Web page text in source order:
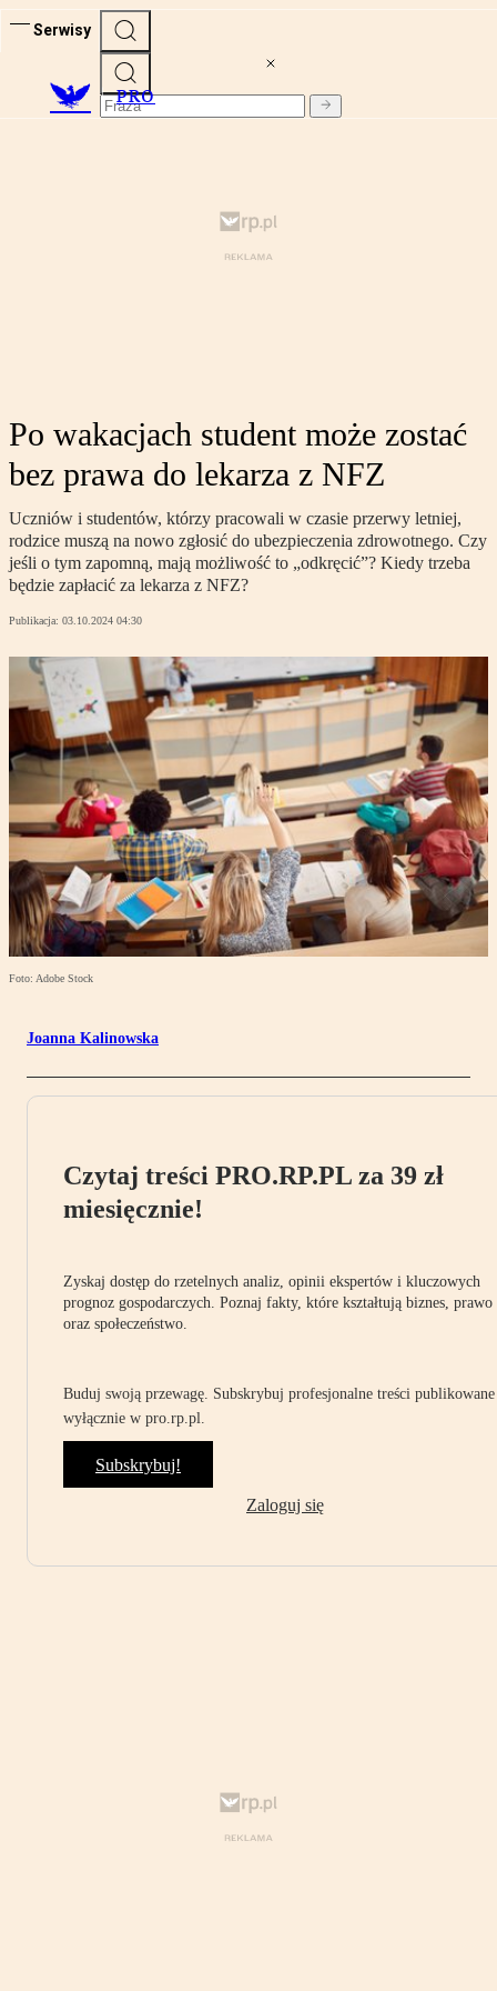
Serwisy
PRO
Po wakacjach student może zostać
bez prawa do lekarza z NFZ
Uczniów i studentów, którzy pracowali w czasie przerwy letniej,
rodzice muszą na nowo zgłosić do ubezpieczenia zdrowotnego. Czy
jeśli o tym zapomną, mają możliwość to „odkręcić”? Kiedy trzeba
będzie zapłacić za lekarza z NFZ?
Publikacja: 03.10.2024 04:30
Foto: Adobe Stock
Joanna Kalinowska
Czytaj treści PRO.RP.PL za 39 zł
miesięcznie!
Zyskaj dostęp do rzetelnych analiz, opinii ekspertów i kluczowych
prognoz gospodarczych. Poznaj fakty, które kształtują biznes, prawo
oraz społeczeństwo.
Buduj swoją przewagę. Subskrybuj profesjonalne treści publikowane
wyłącznie w pro.rp.pl.
Subskrybuj!
Zaloguj się